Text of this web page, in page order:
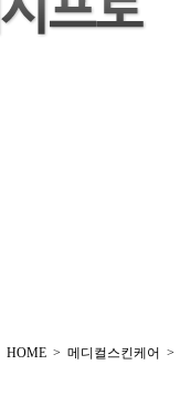
HOME > 메디컬스킨케어 >